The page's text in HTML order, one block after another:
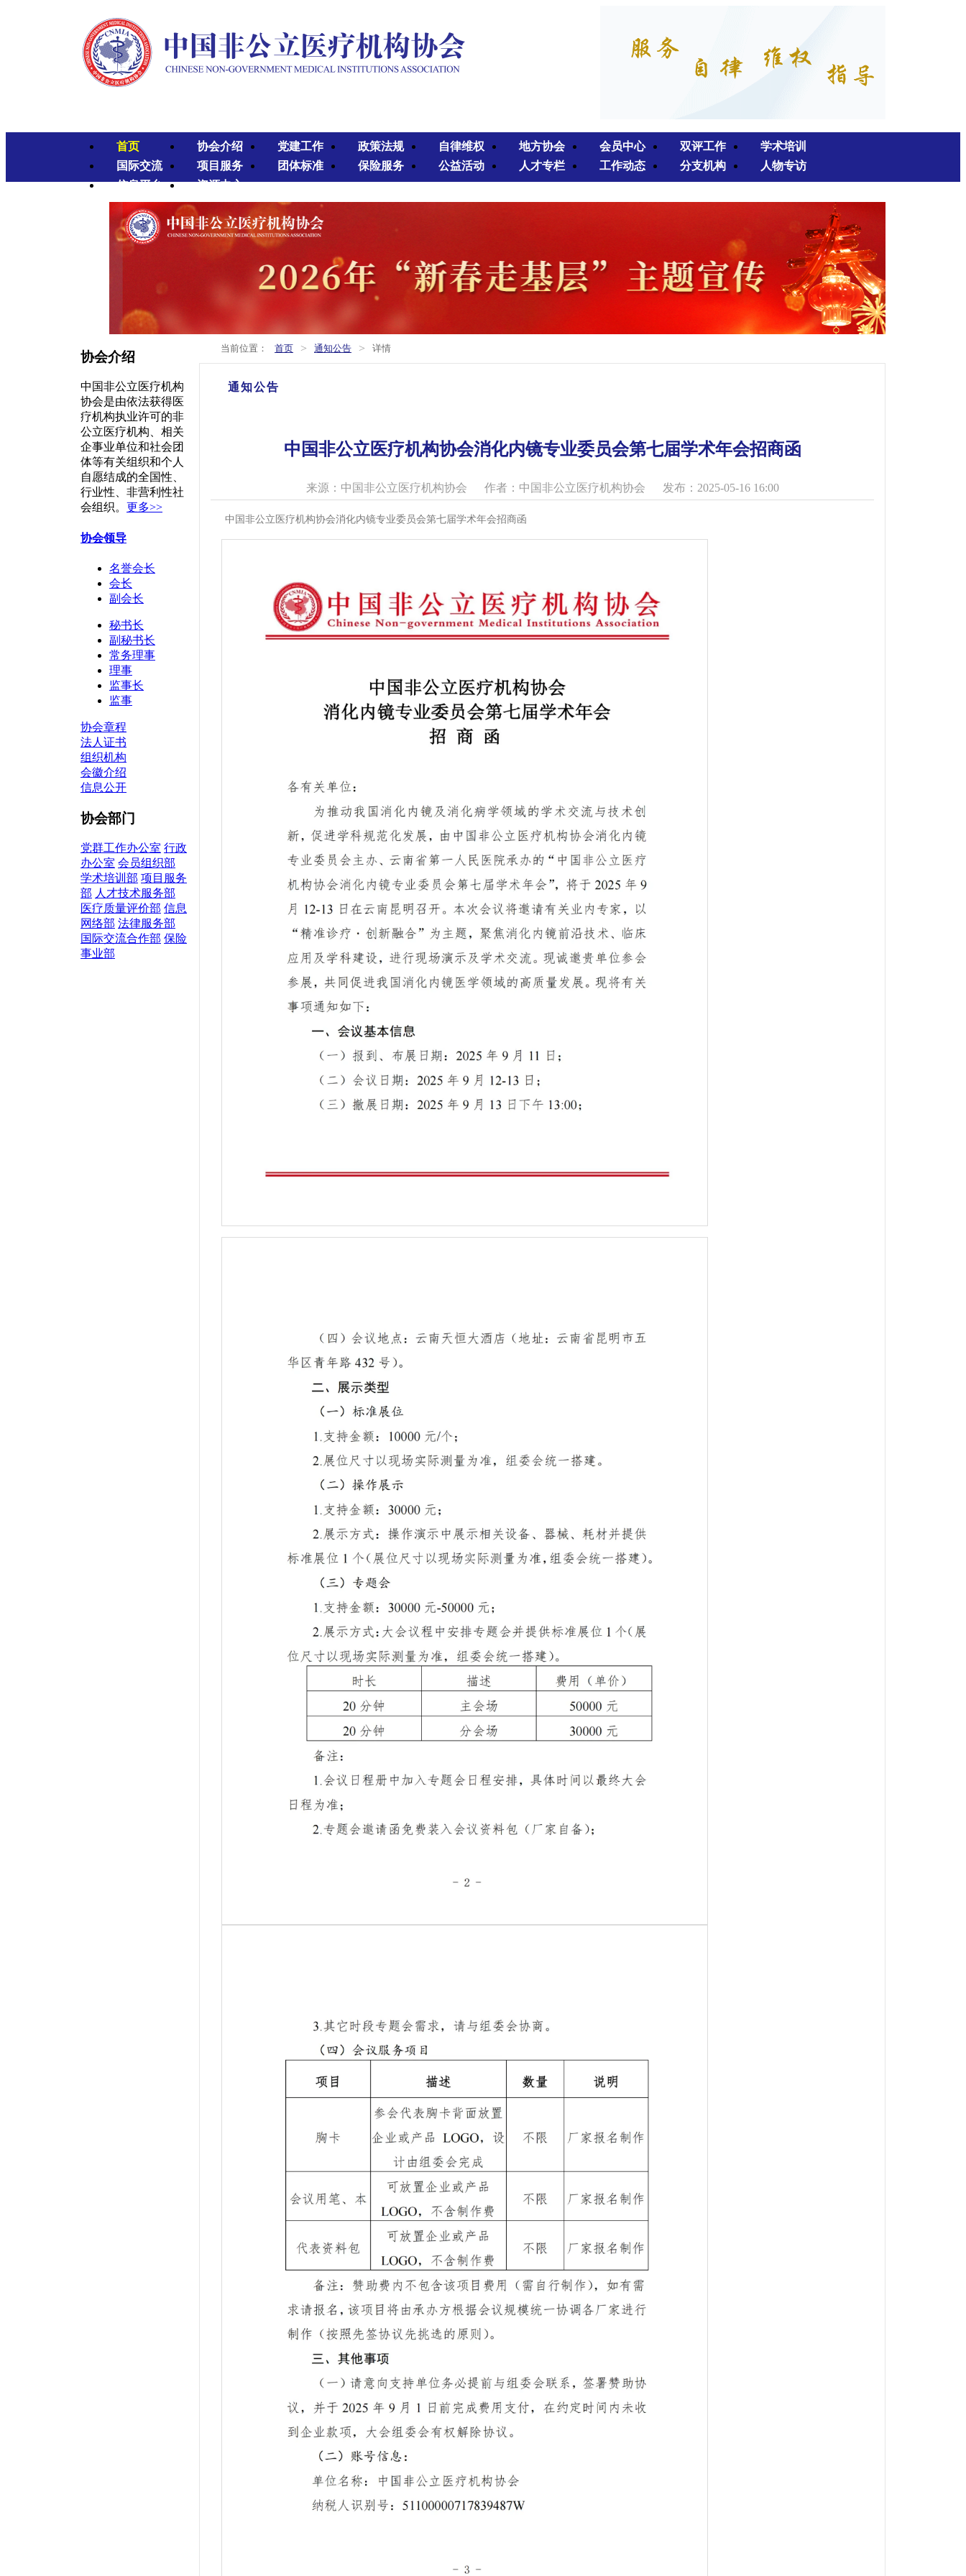
首页 协会介绍 党建工作 政策法规 自律维权 地方协会 会员中心 双评工作
学术培训
国际交流
项目服务 团体标准 保险服务 公益活动 人才专栏 工作动态 分支机构
人物专访
信息平台
资源中心
协会介绍
中国非公立医疗机构
协会是由依法获得医
疗机构执业许可的非
公立医疗机构、相关
企事业单位和社会团
体等有关组织和个人
自愿结成的全国性、
行业性、非营利性社
会组织。 更多>>
协会领导
名誉会长
会长
副会长
秘书长
副秘书长
常务理事
理事
监事长
监事
协会章程
法人证书
组织机构
会徽介绍
信息公开
协会部门
党群工作办公室 行政
办公室 会员组织部
学术培训部 项目服务
部 人才技术服务部
医疗质量评价部 信息
网络部 法律服务部
国际交流合作部 保险
事业部
当前位置： 首页 > 通知公告 > 详情
通知公告
中国非公立医疗机构协会消化内镜专业委员会第七届学术年会招商函
来源：中国非公立医疗机构协会 作者：中国非公立医疗机构协会 发布：2025-05-16 16:00
中国非公立医疗机构协会消化内镜专业委员会第七届学术年会招商函